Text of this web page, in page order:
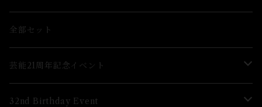
グッズ
全部セット
芸能21周年記念イベント
Lブロマイド
32nd Birthday Event